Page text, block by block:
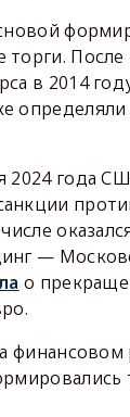
в 2014
определяли
2024 года
—
о